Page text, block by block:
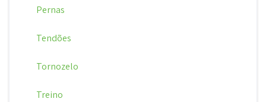
Pernas
Tendões
Tornozelo
Treino